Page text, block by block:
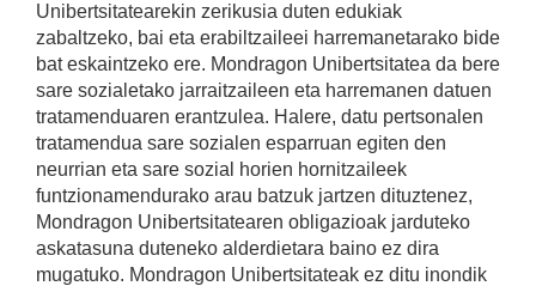
Unibertsitatearekin zerikusia duten edukiak
zabaltzeko, bai eta erabiltzaileei harremanetarako bide
bat eskaintzeko ere. Mondragon Unibertsitatea da bere
sare sozialetako jarraitzaileen eta harremanen datuen
tratamenduaren erantzulea. Halere, datu pertsonalen
tratamendua sare sozialen esparruan egiten den
neurrian eta sare sozial horien hornitzaileek
funtzionamendurako arau batzuk jartzen dituztenez,
Mondragon Unibertsitatearen obligazioak jarduteko
askatasuna duteneko alderdietara baino ez dira
mugatuko. Mondragon Unibertsitateak ez ditu inondik